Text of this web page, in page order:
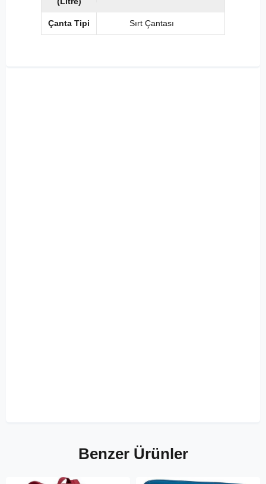
Çanta Tipi Sırt Çantası
Benzer Ürünler